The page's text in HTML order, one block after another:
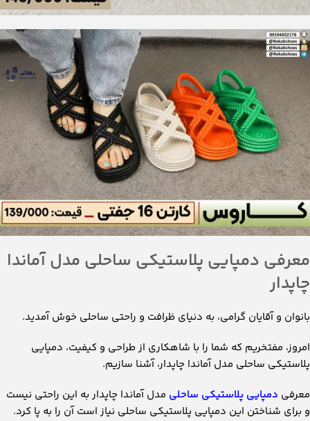
معرفی دمپایی پلاستیکی ساحلی مدل آماندا
چاپدار
بانوان و آقایان گرامی، به دنیای ظرافت و راحتی ساحلی خوش آمدید.
امروز، مفتخریم که شما را با شاهکاری از طراحی و کیفیت، دمپایی
پلاستیکی ساحلی مدل آماندا چاپدار، آشنا سازیم.
معرفی دمپایی پلاستیکی ساحلی مدل آماندا چاپدار به این راحتی نیست
و برای شناختن این دمپایی پلاستیکی ساحلی نیاز است آن را به پا کرد.